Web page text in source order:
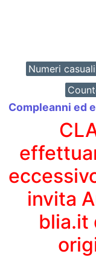
Numeri casuali
Compleanni ed
invita
blia.it